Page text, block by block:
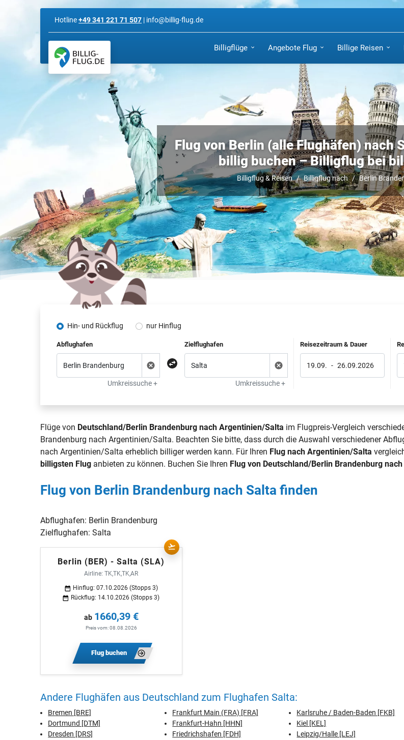
Hotline+49 341 221 71 507 | info@billig-flug.de
Billigflüge Angebote Flug Billige Reisen
Flug von Berlin (alle Flughäfen) nach
billig buchen – Billigflug bei
Billigflug & Reisen Billigflug nach Berlin
Hin- und Rückflug nur Hinflug
Abflughafen
Umkreissuche +
Zielflughafen
Umkreissuche +
Reisezeitraum & Dauer
19.09. - 26.09.2026
Flüge von Deutschland/Berlin Brandenburg nach Argentinien/Salta im Flugpreis-Vergleich
Brandenburg nach Argentinien/Salta. Beachten Sie bitte, dass durch die Auswahl verschiedener
nach Argentinien/Salta erheblich billiger werden kann. Für Ihren Flug nach Argentinien/Salta
billigsten Flug anbieten zu können. Buchen Sie Ihren Flug von Deutschland/Berlin Brandenburg
Flug von Berlin Brandenburg nach Salta finden
Abflughafen: Berlin Brandenburg
Zielflughafen:Salta
Berlin (BER) - Salta (SLA)
Airline: TK,TK,TK,AR
Hinflug: 07.10.2026 (Stopps 3)
Rückflug: 14.10.2026 (Stopps 3)
ab 1660,39 €
Preis vom: 08.08.2026
Flug buchen
Andere Flughäfen aus Deutschland zum Flughafen Salta:
Bremen [BRE]
Dortmund [DTM]
Dresden [DRS]
Frankfurt Main (FRA) [FRA]
Frankfurt-Hahn [HHN]
Friedrichshafen [FDH]
Karlsruhe / Baden-Baden [FKB]
Kiel [KEL]
Leipzig/Halle [LEJ]